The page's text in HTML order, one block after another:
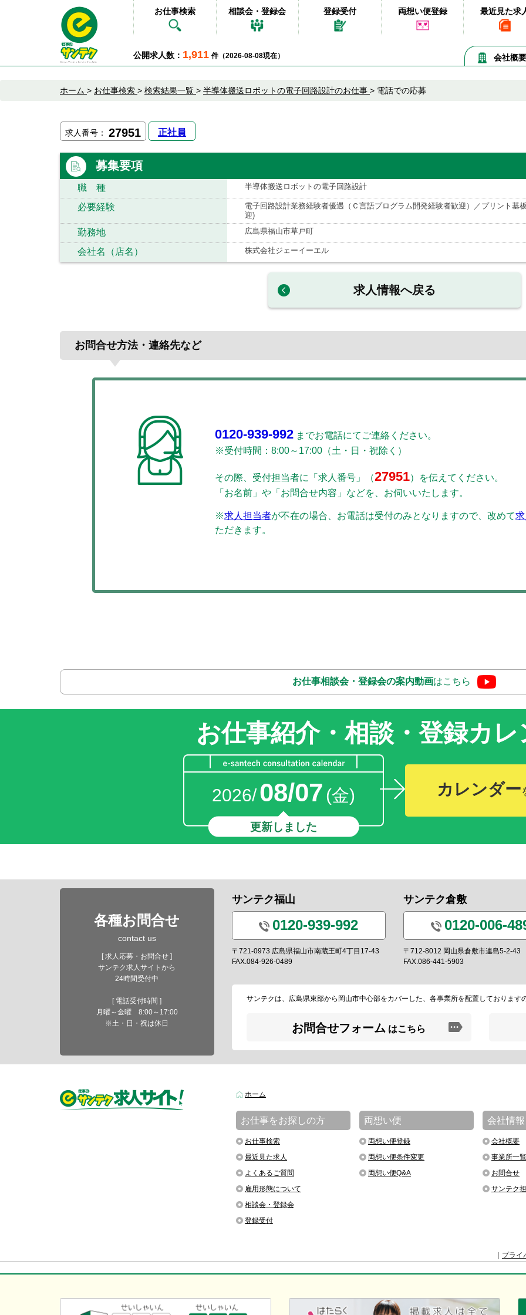
お仕事検索 相談会・登録会 登録受付 両想い便登録 最近見た求
公開求人数： 1,911 件（2026-08-08現在） 会社概要
ホーム > お仕事検索 > 検索結果一覧 > 半導体搬送ロボットの電子回路設計のお仕事 > 電話での応募
求人番号： 27951 正社員
募集要項
職 種 半導体搬送ロボットの電子回路設計
必要経験
電子回路設計業務経験者優遇（Ｃ言語プログラム開発経験者歓迎）／プリント基
迎)
勤務地 広島県福山市草戸町
会社名（店名） 株式会社ジェーイーエル
求人情報へ戻る
お問合せ方法・連絡先など
0120-939-992 までお電話にてご連絡ください。
※受付時間：8:00～17:00（土・日・祝除く）
その際、受付担当者に「求人番号」（27951）を伝えてください。
「お名前」や「お問合せ内容」などを、お伺いいたします。
※求人担当者が不在の場合、お電話は受付のみとなりますので、改めて
ただきます。
お仕事相談会・登録会の案内動画はこちら
お仕事紹介・相談・登録カレ
2026/08/07 (金)
更新しました
カレンダー
各種お問合せ
contact us
[ 求人応募・お問合せ ]
サンテク求人サイトから
24時間受付中
[ 電話受付時間 ]
月曜～金曜 8:00～17:00
※土・日・祝は休日
サンテク福山
0120-939-992
〒721-0973 広島県福山市南蔵王町4丁目17-43
FAX.084-926-0489
サンテク倉敷
0120-006-
〒712-8012 岡山県倉敷市連島5-2-43
FAX.086-441-5903
サンテクは、広島県東部から岡山市中心部をカバーした、各事業所を配置しております
お問合せフォーム はこちら
ホーム
お仕事をお探しの方
お仕事検索
最近見た求人
よくあるご質問
雇用形態について
相談会・登録会
登録受付
両想い便
両想い便登録
両想い便条件変更
両想い便Q&A
会社情報
会社概要
事業所一覧
お問合せ
サンテク
プライ